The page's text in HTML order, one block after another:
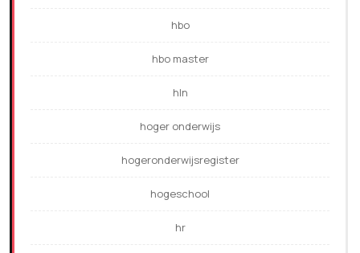
hbo
hbo master
hln
hoger onderwijs
hogeronderwijsregister
hogeschool
hr